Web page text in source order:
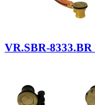
VR.SBR-8333.BR